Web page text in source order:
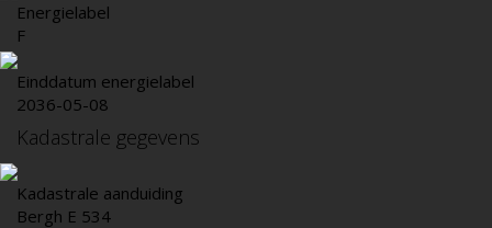
Energielabel
F
Einddatum energielabel
2036-05-08
Kadastrale gegevens
Kadastrale aanduiding
Bergh E 534